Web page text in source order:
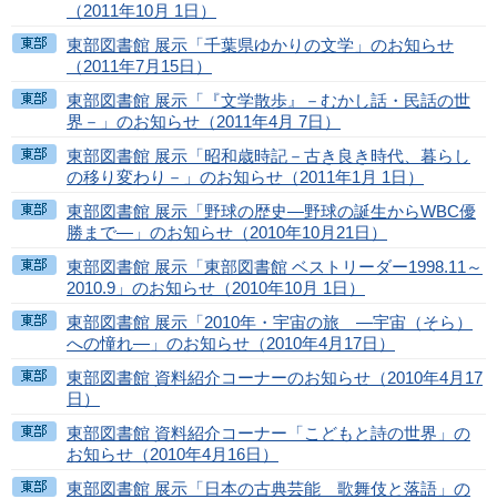
（2011年10月 1日）
東部図書館 展示「千葉県ゆかりの文学」のお知らせ
（2011年7月15日）
東部図書館 展示「『文学散歩』－むかし話・民話の世
界－」のお知らせ（2011年4月 7日）
東部図書館 展示「昭和歳時記－古き良き時代、暮らし
の移り変わり－」のお知らせ（2011年1月 1日）
東部図書館 展示「野球の歴史―野球の誕生からWBC優
勝まで―」のお知らせ（2010年10月21日）
東部図書館 展示「東部図書館 ベストリーダー1998.11～
2010.9」のお知らせ（2010年10月 1日）
東部図書館 展示「2010年・宇宙の旅 ―宇宙（そら）
への憧れ―」のお知らせ（2010年4月17日）
東部図書館 資料紹介コーナーのお知らせ（2010年4月17
日）
東部図書館 資料紹介コーナー「こどもと詩の世界」の
お知らせ（2010年4月16日）
東部図書館 展示「日本の古典芸能 歌舞伎と落語」の